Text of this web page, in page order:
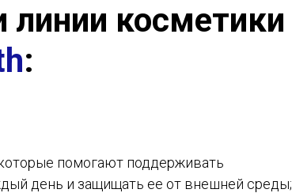
линии косметики
:
помогают поддерживать
день и защищать ее от внешней среды;